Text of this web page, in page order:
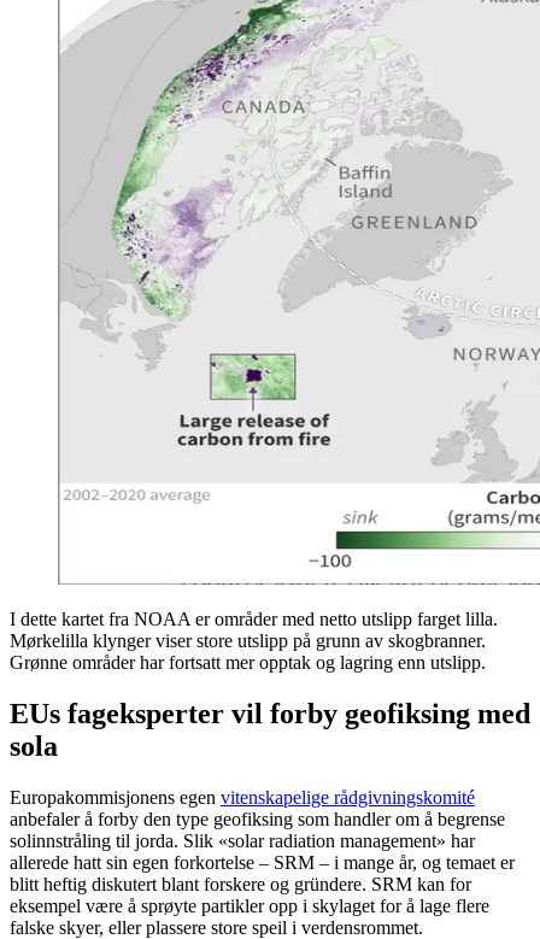
I dette kartet fra NOAA er områder med netto utslipp farget lilla.
Mørkelilla klynger viser store utslipp på grunn av skogbranner.
Grønne områder har fortsatt mer opptak og lagring enn utslipp.
EUs fageksperter vil forby geofiksing med
sola
Europakommisjonens egen vitenskapelige rådgivningskomité
anbefaler å forby den type geofiksing som handler om å begrense
solinnstråling til jorda. Slik «solar radiation management» har
allerede hatt sin egen forkortelse – SRM – i mange år, og temaet er
blitt heftig diskutert blant forskere og gründere. SRM kan for
eksempel være å sprøyte partikler opp i skylaget for å lage flere
falske skyer, eller plassere store speil i verdensrommet.